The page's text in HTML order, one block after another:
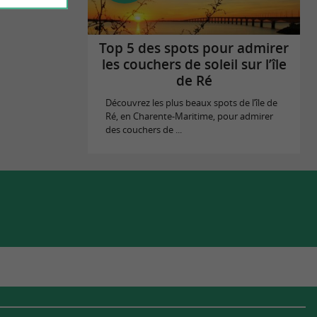
Top 5 des spots pour admirer
les couchers de soleil sur l’île
de Ré
Découvrez les plus beaux spots de l’île de
Ré, en Charente-Maritime, pour admirer
des couchers de ...